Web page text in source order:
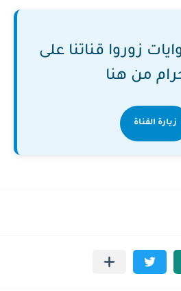
زوروا قناتنا على
من هنا
زيارة القناة